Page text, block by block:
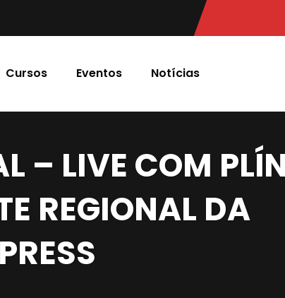
Cursos Eventos Notícias
– LIVE COM
REGIONAL DA